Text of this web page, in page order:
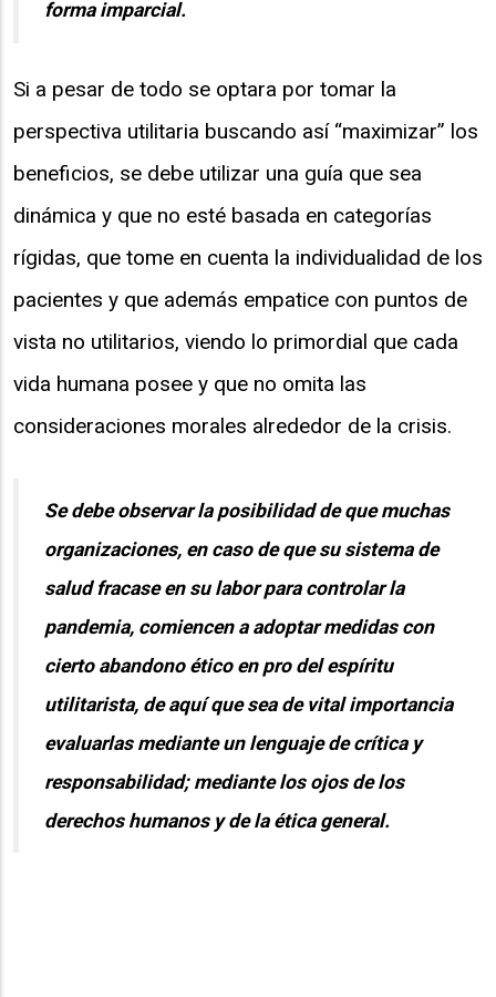
forma imparcial.
Si a pesar de todo se optara por tomar la
perspectiva utilitaria buscando así “maximizar” los
beneficios, se debe utilizar una guía que sea
dinámica y que no esté basada en categorías
rígidas, que tome en cuenta la individualidad de los
pacientes y que además empatice con puntos de
vista no utilitarios, viendo lo primordial que cada
vida humana posee y que no omita las
consideraciones morales alrededor de la crisis.
Se debe observar la posibilidad de que muchas
organizaciones, en caso de que su sistema de
salud fracase en su labor para controlar la
pandemia, comiencen a adoptar medidas con
cierto abandono ético en pro del espíritu
utilitarista, de aquí que sea de vital importancia
evaluarlas mediante un lenguaje de crítica y
responsabilidad; mediante los ojos de los
derechos humanos y de la ética general.